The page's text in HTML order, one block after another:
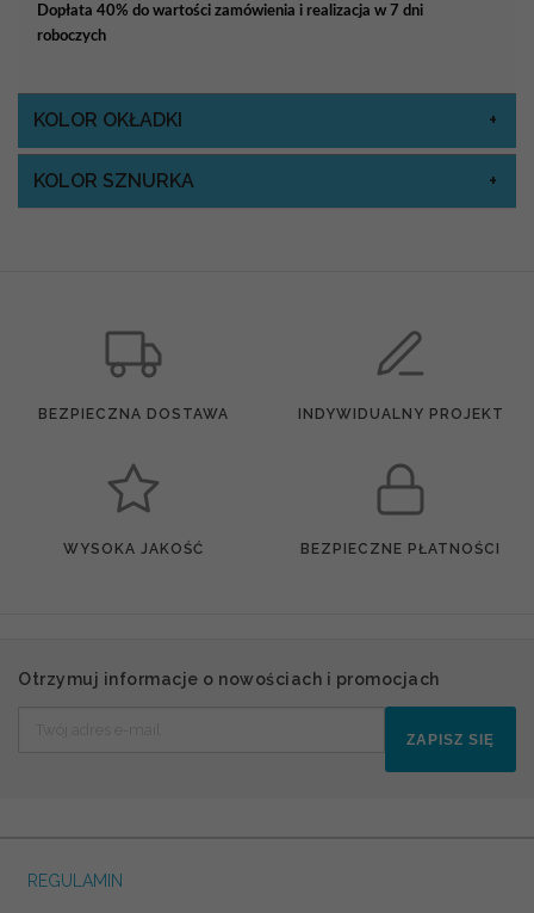
Dopłata 40% do wartości zamówienia i realizacja w 7 dni
roboczych
KOLOR OKŁADKI
KOLOR SZNURKA
BEZPIECZNA DOSTAWA INDYWIDUALNY PROJEKT
WYSOKA JAKOŚĆ BEZPIECZNE PŁATNOŚCI
Otrzymuj informacje o nowościach i promocjach
ZAPISZ SIĘ
REGULAMIN